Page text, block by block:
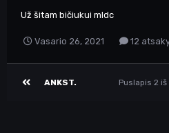
Už šitam bičiukui mldc
Vasario 26, 2021 12
ANKST. Puslapis 2 iš